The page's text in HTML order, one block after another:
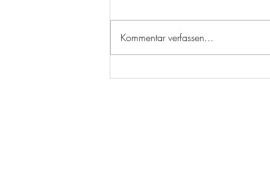
Genuss war noch nie so nah
Kommentar verfassen...